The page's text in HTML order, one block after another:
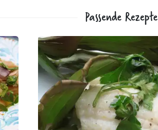
Passende Rezepte